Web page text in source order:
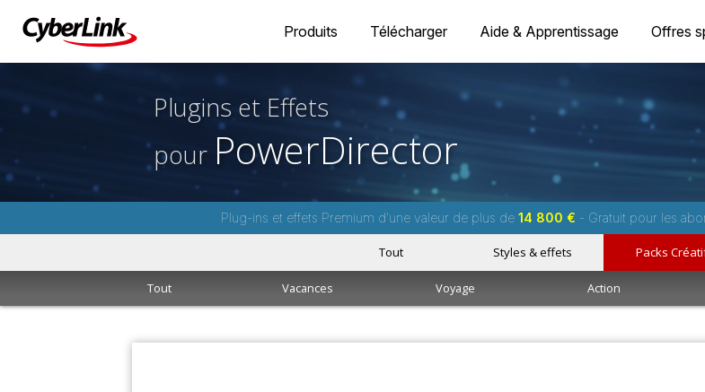
Produits Télécharger Aide & Apprentissage Offres
Plugins et Effets
pour PowerDirector
Plug-ins et effets Premium d'une valeur de plus de 14 800 € - Gratuit pour les
Tout Styles & effets Packs
Tout Vacances Voyage Action